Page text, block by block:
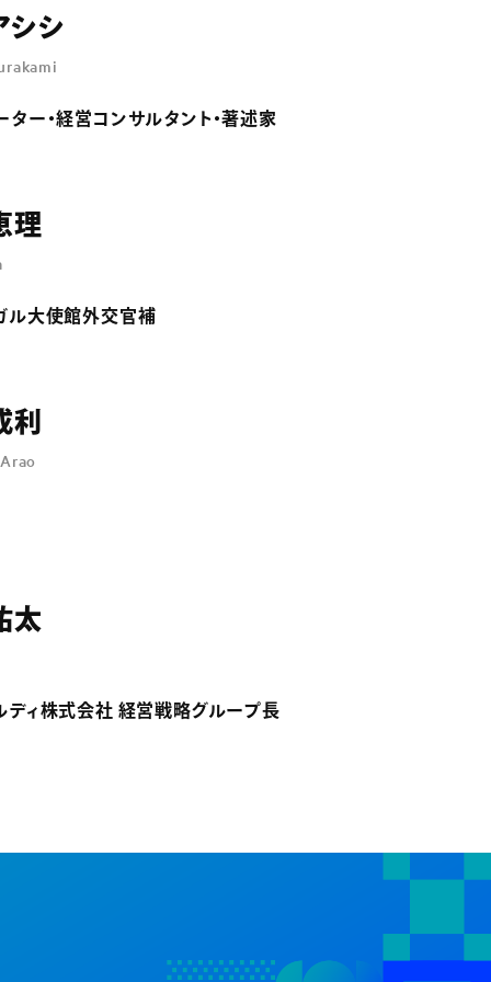
シシ
ター・経営コンサルタント・著述家
理
ル大使館外交官補
利
太
ディ株式会社 経営戦略グループ長